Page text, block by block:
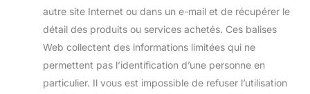
autre site Internet ou dans un e-mail et de récupérer le
détail des produits ou services achetés. Ces balises
Web collectent des informations limitées qui ne
permettent pas l’identification d’une personne en
particulier. Il vous est impossible de refuser l’utilisation